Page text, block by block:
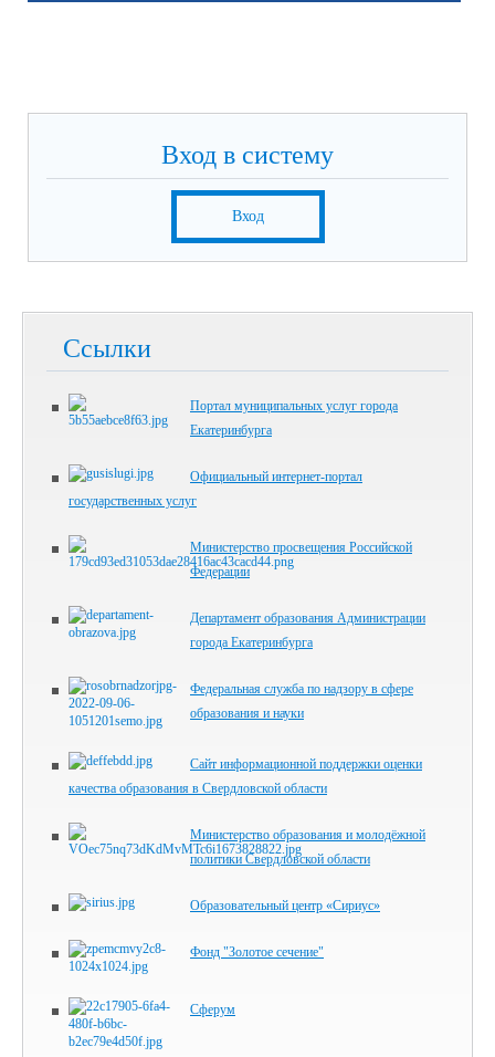
Вход в систему
Вход
Ссылки
Портал муниципальных услуг города
Екатеринбурга
Официальный интернет-портал
государственных услуг
Министерство просвещения Российской
Федерации
Департамент образования Администрации
города Екатеринбурга
Федеральная служба по надзору в сфере
образования и науки
Сайт информационной поддержки оценки
качества образования в Свердловской области
Министерство образования и молодёжной
политики Свердловской области
Образовательный центр «Сириус»
Фонд "Золотое сечение"
Сферум